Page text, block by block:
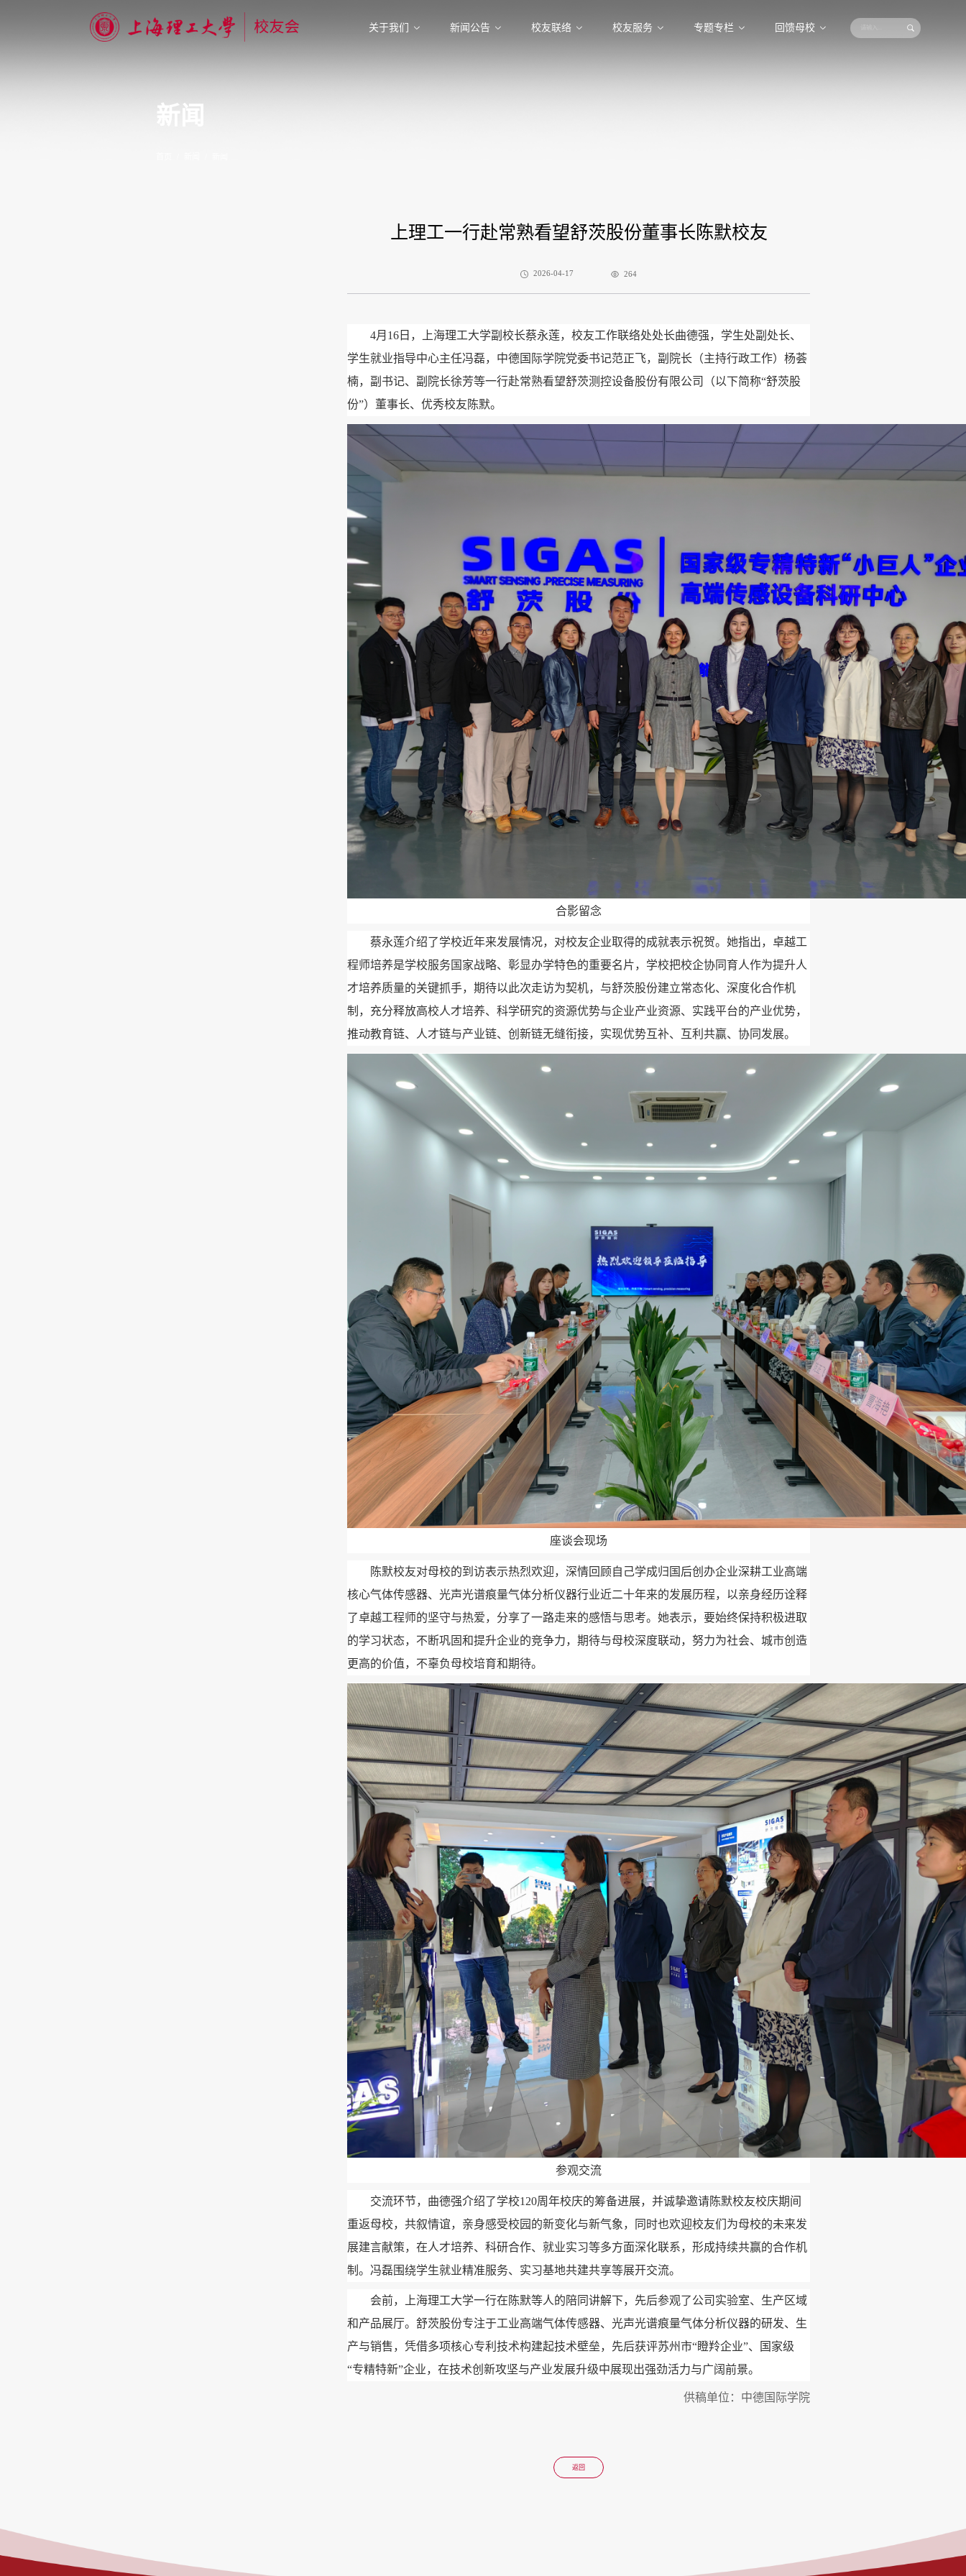
关于我们 新闻公告 校友联络 校友服务 专题专栏 回馈母校
新闻
上理工一行赴常熟看望舒茨股份董事长陈默校友
2026-04-17 264
4月16日，上海理工大学副校长蔡永莲，校友工作联络处处长曲德强，学生处副处长、
学生就业指导中心主任冯磊，中德国际学院党委书记范正飞，副院长（主持行政工作）杨荟
楠，副书记、副院长徐芳等一行赴常熟看望舒茨测控设备股份有限公司（以下简称“舒茨股
份”）董事长、优秀校友陈默。
合影留念
蔡永莲介绍了学校近年来发展情况，对校友企业取得的成就表示祝贺。她指出，卓越工
程师培养是学校服务国家战略、彰显办学特色的重要名片‌，学校把校企协同育人作为提升人
才培养质量的关键抓手，期待以此次走访为契机，与舒茨股份建立常态化、深度化合作机
制，充分释放高校人才培养、科学研究的资源优势与企业产业资源、实践平台的产业优势，
推动教育链、人才链与产业链、创新链无缝衔接，实现优势互补、互利共赢、协同发展。
座谈会现场
陈默校友对母校的到访表示热烈欢迎，深情回顾自己学成归国后创办企业深耕工业高端
核心气体传感器、光声光谱痕量气体分析仪器行业近二十年来的发展历程，以亲身经历诠释
了卓越工程师的坚守与热爱，分享了一路走来的感悟与思考。她表示，要始终保持积极进取
的学习状态，不断巩固和提升企业的竞争力，期待与母校深度联动，努力为社会、城市创造
更高的价值，不辜负母校培育和期待。
参观交流
交流环节，曲德强介绍了学校120周年校庆的筹备进展，并诚挚邀请陈默校友校庆期间
重返母校，共叙情谊，亲身感受校园的新变化与新气象，同时也欢迎校友们为母校的未来发
展建言献策，在人才培养、科研合作、就业实习等多方面深化联系，形成持续共赢的合作机
制。冯磊围绕学生就业精准服务、实习基地共建共享等展开交流。
会前，上海理工大学一行在陈默等人的陪同讲解下，先后参观了公司实验室、生产区域
和产品展厅。舒茨股份专注于工业高端气体传感器、光声光谱痕量气体分析仪器的研发、生
产与销售，凭借多项核心专利技术构建起技术壁垒，先后获评苏州市“瞪羚企业”、国家级
“专精特新”企业，在技术创新攻坚与产业发展升级中展现出强劲活力与广阔前景。
供稿单位：中德国际学院
返回